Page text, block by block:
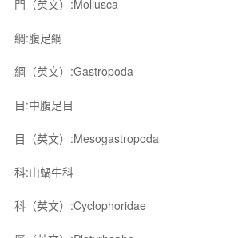
門（英文）:Mollusca
綱:腹足綱
綱（英文）:Gastropoda
目:中腹足目
目（英文）:Mesogastropoda
科:山蝸牛科
科（英文）:Cyclophoridae